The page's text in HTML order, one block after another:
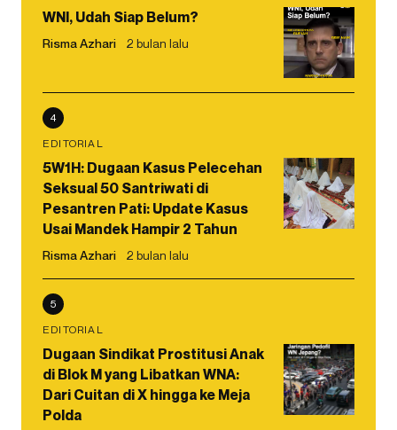
WNI, Udah Siap Belum?
Risma Azhari 2 bulan lalu
4
EDITORIAL
5W1H: Dugaan Kasus Pelecehan
Seksual 50 Santriwati di
Pesantren Pati: Update Kasus
Usai Mandek Hampir 2 Tahun
Risma Azhari 2 bulan lalu
5
EDITORIAL
Dugaan Sindikat Prostitusi Anak
di Blok M yang Libatkan WNA:
Dari Cuitan di X hingga ke Meja
Polda